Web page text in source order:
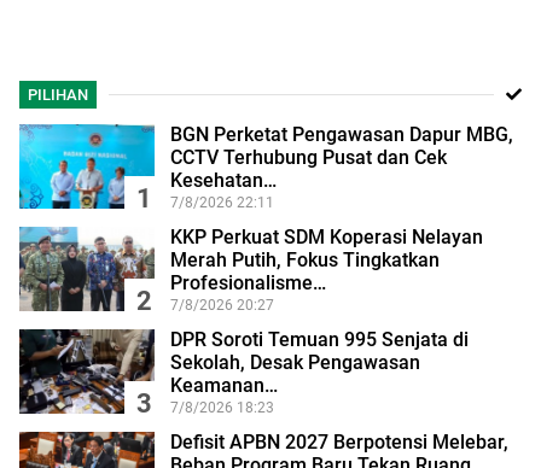
PILIHAN
1
BGN Perketat Pengawasan Dapur MBG,
CCTV Terhubung Pusat dan Cek
Kesehatan…
7/8/2026 22:11
2
KKP Perkuat SDM Koperasi Nelayan
Merah Putih, Fokus Tingkatkan
Profesionalisme…
7/8/2026 20:27
3
DPR Soroti Temuan 995 Senjata di
Sekolah, Desak Pengawasan
Keamanan…
7/8/2026 18:23
Defisit APBN 2027 Berpotensi Melebar,